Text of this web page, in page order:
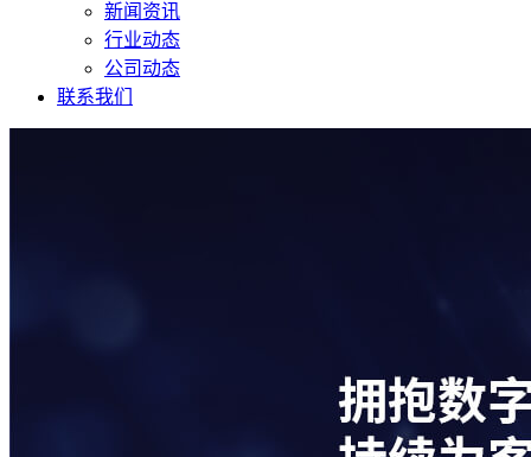
新闻资讯
行业动态
公司动态
联系我们